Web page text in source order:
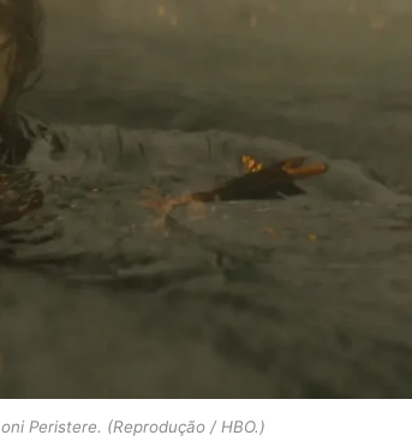
Peristere. (Reprodução / HBO.)